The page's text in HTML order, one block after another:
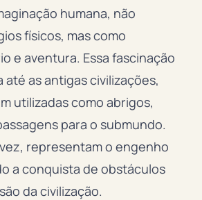
humana, não
físicos, mas como
e aventura. Essa fascinação
as antigas civilizações,
utilizadas como abrigos,
para o submundo.
representam o engenho
a conquista de obstáculos
da civilização.